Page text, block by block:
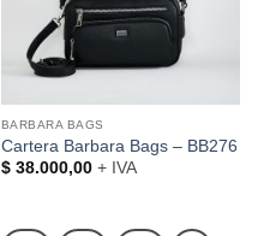
BARBARA BAGS
Cartera Barbara Bags – BB276
$38.000,00+ IVA